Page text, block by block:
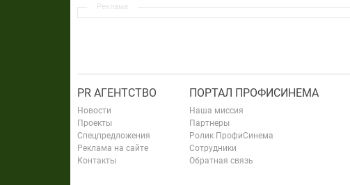
Реклама
PR АГЕНТСТВО
Новости
Проекты
Спецпредложения
Реклама на сайте
Контакты
ПОРТАЛ ПРОФИСИНЕМА
Наша миссия
Партнеры
Ролик ПрофиСинема
Сотрудники
Обратная связь